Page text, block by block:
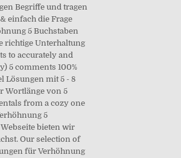
Begriffe und tragen
einfach die Frage
5 Buchstaben
richtige Unterhaltung
to accurately and
5 comments 100%
Lösungen mit 5 - 8
Wortlänge von 5
from a cozy one
5
bieten wir
Our selection of
für Verhöhnung